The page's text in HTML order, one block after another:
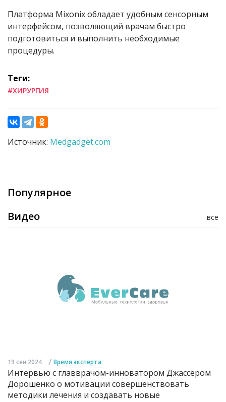
Платформа Mixonix обладает удобным сенсорным
интерфейсом, позволяющий врачам быстро
подготовиться и выполнить необходимые
процедуры.
Теги:
#ХИРУРГИЯ
Источник: Medgadget.com
Популярное
все
Видео
19 сен 2024 / Время эксперта
Интервью с главврачом-инноватором Джассером
Дорошенко о мотивации совершенствовать
методики лечения и создавать новые